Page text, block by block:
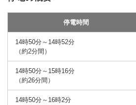
停電時間
14時50分～14時52分
（約2分間）
14時50分～15時16分
（約26分間）
14時50分～16時2分